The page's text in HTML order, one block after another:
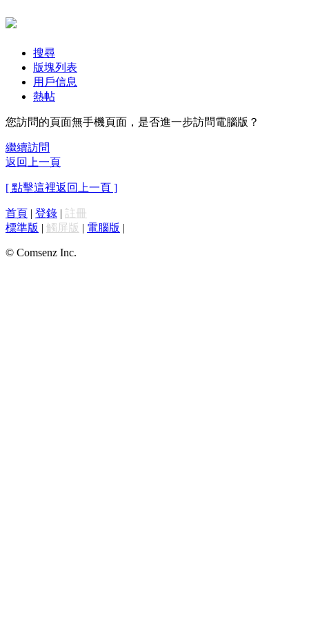
搜尋
版塊列表
用戶信息
熱帖
您訪問的頁面無手機頁面，是否進一步訪問電腦版？
繼續訪問
返回上一頁
[ 點擊這裡返回上一頁 ]
首頁 | 登錄 | 註冊
標準版 | 觸屏版 | 電腦版 |
© Comsenz Inc.